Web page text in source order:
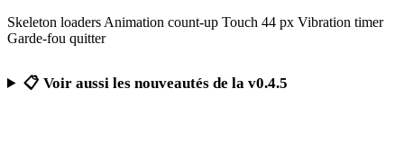
Skeleton loaders Animation count-up Touch 44 px Vibration timer
Garde-fou quitter
📋 Voir aussi les nouveautés de la v0.4.5